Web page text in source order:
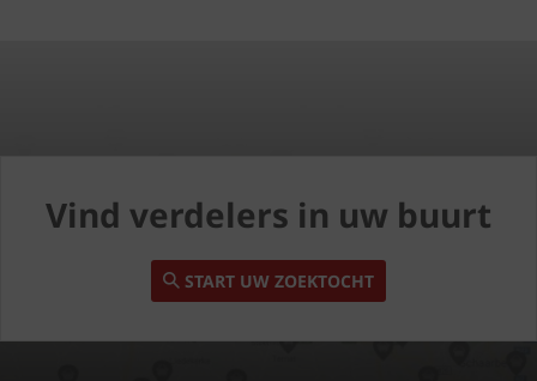
Vind verdelers in uw buurt
START UW ZOEKTOCHT